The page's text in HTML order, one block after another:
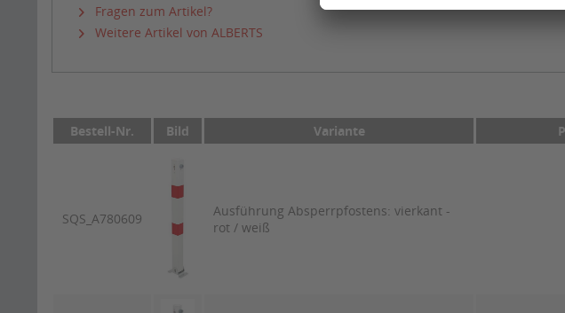
Fragen zum Artikel?
Weitere Artikel von ALBERTS
Bestell-Nr. Bild Variante
SQS_A780609
Ausführung Absperrpfostens: vierkant -
rot / weiß